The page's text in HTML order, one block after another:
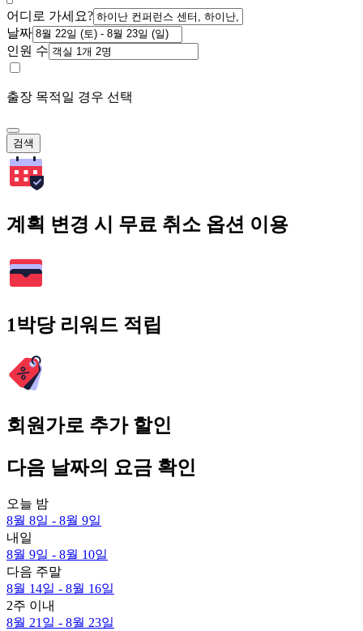
어디로 가세요?
날짜
인원 수
출장 목적일 경우 선택
검색
계획 변경 시 무료 취소 옵션 이용
1박당 리워드 적립
회원가로 추가 할인
다음 날짜의 요금 확인
오늘 밤
8월 8일 - 8월 9일
내일
8월 9일 - 8월 10일
다음 주말
8월 14일 - 8월 16일
2주 이내
8월 21일 - 8월 23일